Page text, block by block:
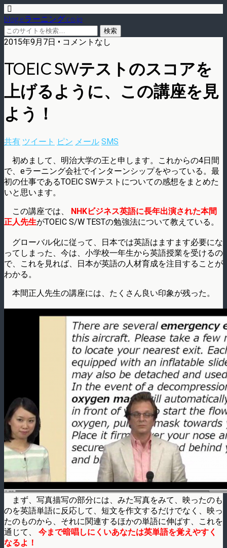
blog.eラーニング.co.jp
2015年9月7日 • コメントなし
TOEIC SWテストのスコアを
上げるように、この講座を見
よう！
共有 ツイート ピン メール SMS
初めまして、明治大学の王と申します。これからの4日間
で、eラーニング会社でインターンシップをやっている。最
初の仕事であるTOEIC SWテストについての感想をまとめた
いと思います。
この講座では、
NHKビジネス英語に長年出演された本間
正人先生がTOEIC S/W TESTの勉強法について教えている。
グローバル化に従って、日本では英語はますます必要にな
ってしまった、今は、小学校一年生から英語授業を受けるの
で、これを見れば、日本が英語の人材育成を注目することが
わかる。
本間正人先生の講座には、たくさん良い印象が残った。
まず、写真描写の部分には、みた写真をみて、映ったのも
のを英語単語に反応して、短文を作文するだけでなく、映っ
たのものから、それに関連するほかの単語に伸ばす、これを
通じて、
今まで暗唱しにくいあなたは英単語を覚えやすく
なるよ！